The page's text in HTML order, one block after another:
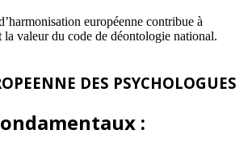
européenne contribue à
la valeur du code de déontologie national.
DES PSYCHOLOGUES
: